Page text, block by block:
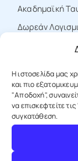
Η ιστοσελίδα μας
και πιο
"Αποδοχή",
να επισκεφτείτε
συγκατάθεση.
Ακαδημαϊκή
Δωρεάν
ΕΠΙΚΟΙΝΩΝΙΑ
T: +30